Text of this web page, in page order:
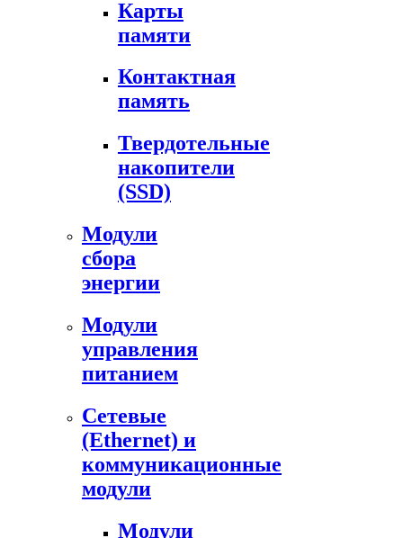
Карты
памяти
Контактная
память
Твердотельные
накопители
(SSD)
Модули
сбора
энергии
Модули
управления
питанием
Сетевые
(Ethernet) и
коммуникационные
модули
Модули